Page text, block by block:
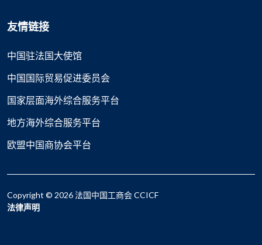
友情链接
中国驻法国大使馆
中国国际贸易促进委员会
国家层面海外综合服务平台
地方海外综合服务平台
欧盟中国商协会平台
Copyright © 2026 法国中国工商会 CCICF
法律声明